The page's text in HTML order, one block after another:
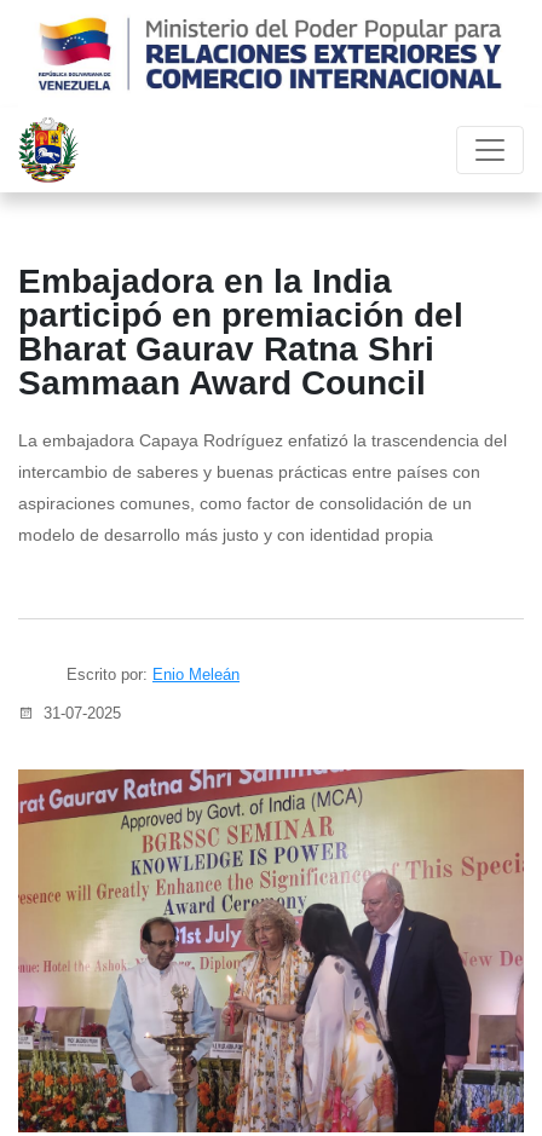
Embajadora en la India
participó en premiación del
Bharat Gaurav Ratna Shri
Sammaan Award Council
La embajadora Capaya Rodríguez enfatizó la trascendencia del
intercambio de saberes y buenas prácticas entre países con
aspiraciones comunes, como factor de consolidación de un
modelo de desarrollo más justo y con identidad propia
Escrito por: Enio Meleán
31-07-2025